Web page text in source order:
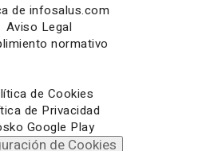
de infosalus.com
Aviso Legal
normativo
de Cookies
de Privacidad
Google Play
de Cookies